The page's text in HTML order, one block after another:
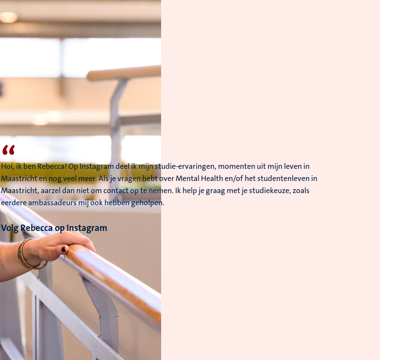
“
Hoi, ik ben Rebecca! Op Instagram deel ik mijn studie-ervaringen, momenten uit mijn leven in
Maastricht en nog veel meer. Als je vragen hebt over Mental Health en/of het studentenleven in
Maastricht, aarzel dan niet om contact op te nemen. Ik help je graag met je studiekeuze, zoals
eerdere ambassadeurs mij ook hebben geholpen.
Volg Rebecca op Instagram